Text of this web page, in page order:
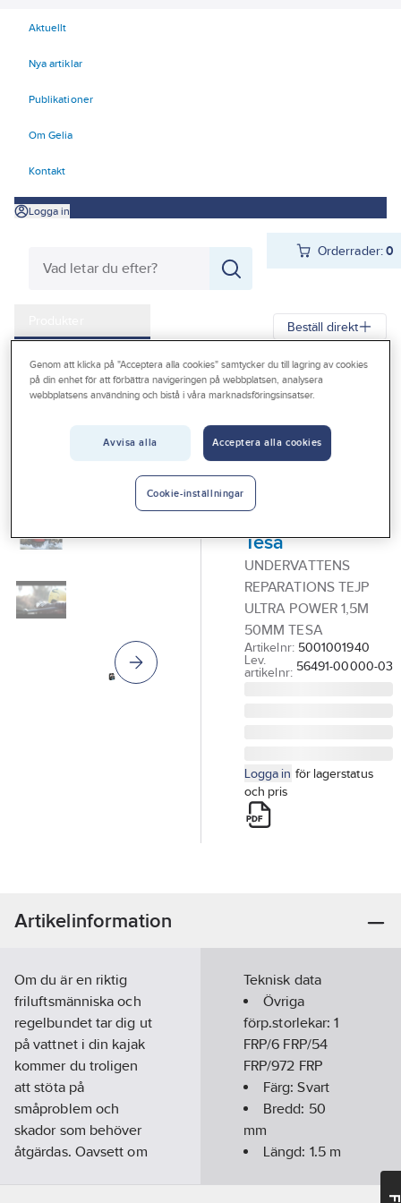
Aktuellt
Nya artiklar
Publikationer
Om Gelia
Kontakt
Logga in
Orderrader:0
Outlet
Vanliga frågor
Beställ direkt
Gelia Produkter Gelia Fästmaterial
Tejp & Tätning
Reparationstejp
TESA
Reparationstejp,
Under Water,
Tesa
UNDERVATTENS
REPARATIONS TEJP
ULTRA POWER 1,5M
50MM TESA
Artikelnr: 5001001940
Lev.
artikelnr: 56491-00000-03
Logga in för lagerstatus
och pris
Artikelinformation
Om du är en riktig
friluftsmänniska och
regelbundet tar dig ut
på vattnet i din kajak
kommer du troligen
att stöta på
småproblem och
skador som behöver
åtgärdas. Oavsett om
Teknisk data
Övriga
förp.storlekar:1
FRP/6 FRP/54
FRP/972 FRP
Färg:Svart
Bredd: 50
mm
Längd: 1.5m
Genom att klicka på "Acceptera alla cookies" samtycker du till lagring av cookies
på din enhet för att förbättra navigeringen på webbplatsen, analysera
webbplatsens användning och bistå i våra marknadsföringsinsatser.
Avvisa alla Acceptera alla cookies
Cookie-inställningar